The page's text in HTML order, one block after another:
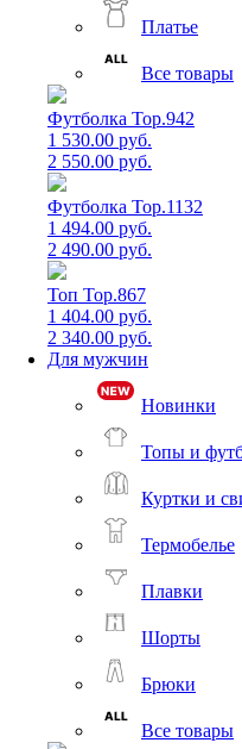
Платье
Все товары
Футболка Top.942
1 530.00 руб.
2 550.00 руб.
Футболка Top.1132
1 494.00 руб.
2 490.00 руб.
Топ Top.867
1 404.00 руб.
2 340.00 руб.
Для мужчин
Новинки
Топы и
Куртки и
Термобелье
Плавки
Шорты
Брюки
Все товары